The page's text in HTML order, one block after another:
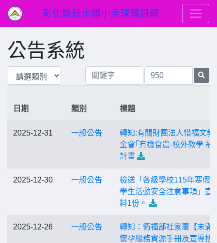
彰化縣新水國小全球資訊網
公告系統
日期 類別 標題
2025-12-31 一般公告
轉知:有關財團法人惜福文教
金會｢有機食農-校外教學 補
計畫
2025-12-30 一般公告
檢送「各級學校115年寒假
學生活動安全注意事項」宣
料1份。
2025-12-26 一般公告
轉知：衛福部社家署【未滿
懷孕服務資源手冊及宣導摺